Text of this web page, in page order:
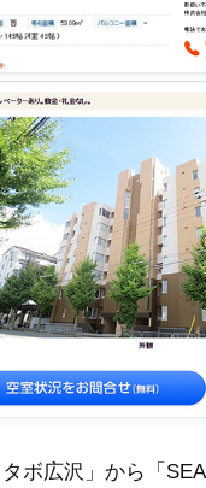
ボ広沢」から「